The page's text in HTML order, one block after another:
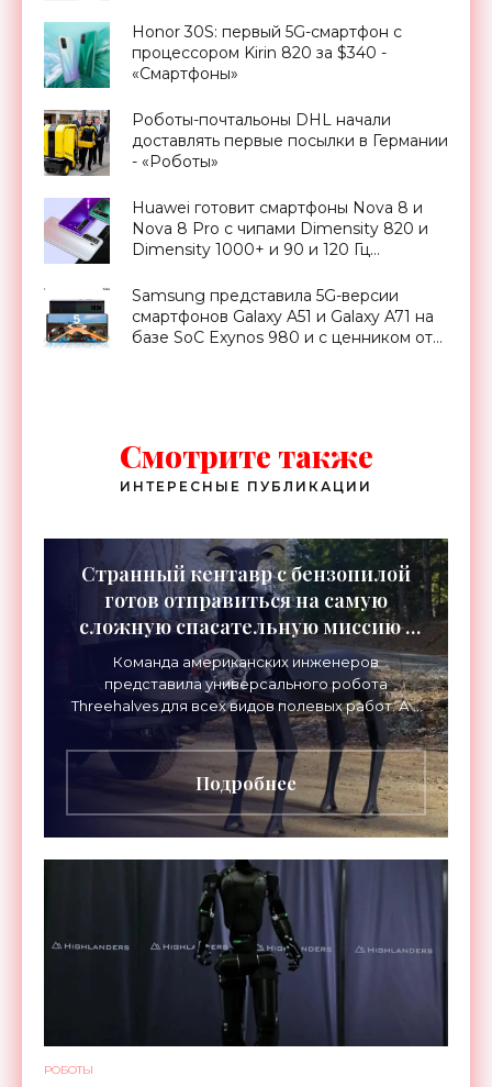
Honor 30S: первый 5G-смартфон с
процессором Kirin 820 за $340 -
«Смартфоны»
Роботы-почтальоны DHL начали
доставлять первые посылки в Германии
- «Роботы»
Huawei готовит смартфоны Nova 8 и
Nova 8 Pro с чипами Dimensity 820 и
Dimensity 1000+ и 90 и 120 Гц
Samsung представила 5G-версии
смартфонов Galaxy A51 и Galaxy A71 на
базе SoC Exynos 980 и с ценником от
Смотрите также
ИНТЕРЕСНЫЕ ПУБЛИКАЦИИ
Странный кентавр с бензопилой
готов отправиться на самую
сложную спасательную миссию -
«Роботы»
Команда американских инженеров
представила универсального робота
Threehalves для всех видов полевых работ. А в
первую очередь – для спасательных миссий с
прицелом на работу в зонах
Подробнее
РОБОТЫ